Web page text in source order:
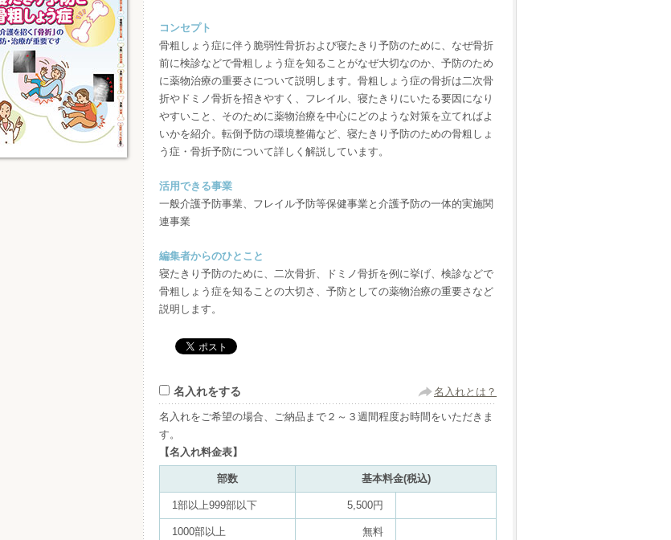
コンセプト
骨粗しょう症に伴う脆弱性骨折および寝たきり予防のために、なぜ骨折
前に検診などで骨粗しょう症を知ることがなぜ大切なのか、予防のため
に薬物治療の重要さについて説明します。骨粗しょう症の骨折は二次骨
折やドミノ骨折を招きやすく、フレイル、寝たきりにいたる要因になり
やすいこと、そのために薬物治療を中心にどのような対策を立てればよ
いかを紹介。転倒予防の環境整備など、寝たきり予防のための骨粗しょ
う症・骨折予防について詳しく解説しています。
活用できる事業
一般介護予防事業、フレイル予防等保健事業と介護予防の一体的実施関
連事業
編集者からのひとこと
寝たきり予防のために、二次骨折、ドミノ骨折を例に挙げ、検診などで
骨粗しょう症を知ることの大切さ、予防としての薬物治療の重要さなど
説明します。
名入れをする 名入れとは？
名入れをご希望の場合、ご納品まで２～３週間程度お時間をいただきま
す。
【名入れ料金表】
部数 基本料金(税込)
1部以上999部以下 5,500円
1000部以上
無料